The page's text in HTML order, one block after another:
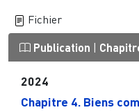
Fichier
Publication
2024
Chapitre 4. Biens